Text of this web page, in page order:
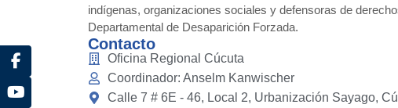
indígenas, organizaciones sociales y defensoras de
Departamental de Desaparición Forzada.
Contacto
Oficina Regional Cúcuta
Coordinador: Anselm Kanwischer
Calle 7 # 6E - 46, Local 2, Urbanización Sayago,